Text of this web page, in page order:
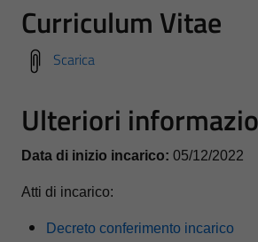
Curriculum Vitae
Scarica
Ulteriori
Data di inizio incarico: 05/12/2022
Atti di incarico:
Decreto conferimento incarico